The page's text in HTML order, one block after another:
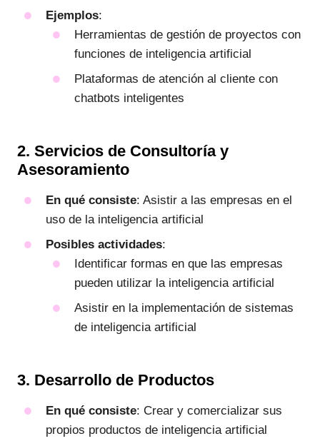
Ejemplos:
Herramientas de gestión de proyectos con
funciones de inteligencia artificial
Plataformas de atención al cliente con
chatbots inteligentes
2. Servicios de Consultoría y
Asesoramiento
En qué consiste: Asistir a las empresas en el
uso de la inteligencia artificial
Posibles actividades:
Identificar formas en que las empresas
pueden utilizar la inteligencia artificial
Asistir en la implementación de sistemas
de inteligencia artificial
3. Desarrollo de Productos
En qué consiste: Crear y comercializar sus
propios productos de inteligencia artificial